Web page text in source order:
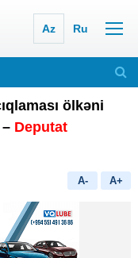
Az Ru
ölkəni
Deputat
A- A+